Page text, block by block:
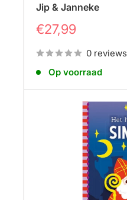
Jip & Janneke
Prijs
€27,99
0 reviews
Op voorraad